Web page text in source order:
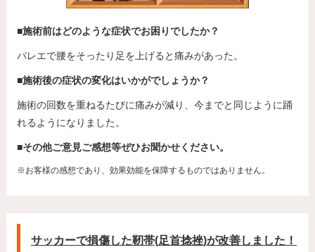
■施術前はどのような症状でお困りでしたか？
バレエで腰をそったり足を上げると痛みがあった。
■施術後の症状の変化はいかがでしょうか？
施術の回数を重ねるたびに痛みが減り、今までと同じように踊
れるようになりました。
■その他ご意見ご感想等ぜひお聞かせください。
※お客様の感想であり、効果効能を保障するものではありません。
サッカーで損傷した靭帯(足首捻挫)が改善しました！